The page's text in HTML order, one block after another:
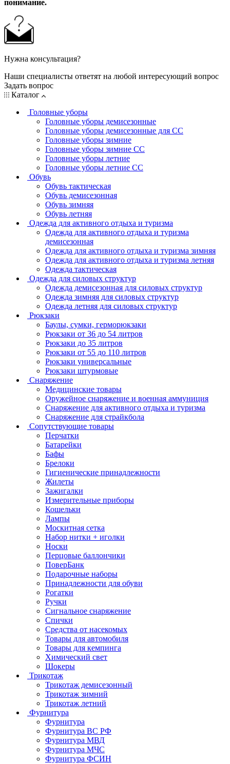
понимание.
Нужна консультация?
Наши специалисты ответят на любой интересующий вопрос
Задать вопрос
Каталог
Головные уборы
Головные уборы демисезонные
Головные уборы демисезонные для СС
Головные уборы зимние
Головные уборы зимние СС
Головные уборы летние
Головные уборы летние СС
Обувь
Обувь тактическая
Обувь демисезонная
Обувь зимняя
Обувь летняя
Одежда для активного отдыха и туризма
Одежда для активного отдыха и туризма
демисезонная
Одежда для активного отдыха и туризма зимняя
Одежда для активного отдыха и туризма летняя
Одежда тактическая
Одежда для силовых структур
Одежда демисезонная для силовых структур
Одежда зимняя для силовых структур
Одежда летняя для силовых структур
Рюкзаки
Баулы, сумки, герморюкзаки
Рюкзаки от 36 до 54 литров
Рюкзаки до 35 литров
Рюкзаки от 55 до 110 литров
Рюкзаки универсальные
Рюкзаки штурмовые
Снаряжение
Медицинские товары
Оружейное снаряжение и военная аммуниция
Снаряжение для активного отдыха и туризма
Снаряжение для страйкбола
Сопутствующие товары
Перчатки
Батарейки
Бафы
Брелоки
Гигиенические принадлежности
Жилеты
Зажигалки
Измерительные приборы
Кошельки
Лампы
Москитная сетка
Набор нитки + иголки
Носки
Перцовые баллончики
ПоверБанк
Подарочные наборы
Принадлежности для обуви
Рогатки
Ручки
Сигнальное снаряжение
Спички
Средства от насекомых
Товары для автомобиля
Товары для кемпинга
Химический свет
Шокеры
Трикотаж
Трикотаж демисезонный
Трикотаж зимний
Трикотаж летний
Фурнитура
Фурнитура
Фурнитура ВС РФ
Фурнитура МВД
Фурнитура МЧС
Фурнитура ФСИН